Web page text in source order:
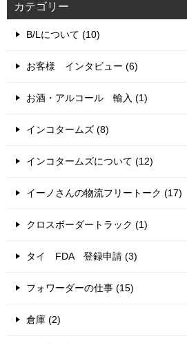
カテゴリー
B/Lについて (10)
お客様 インタビュー (6)
お酒・アルコール 輸入 (1)
インコタームズ (8)
インコタームズについて (12)
イーノさんの物流フリートーク (17)
クロスボーダートラック (1)
タイ FDA 登録申請 (3)
フォワーダーの仕事 (15)
倉庫 (2)